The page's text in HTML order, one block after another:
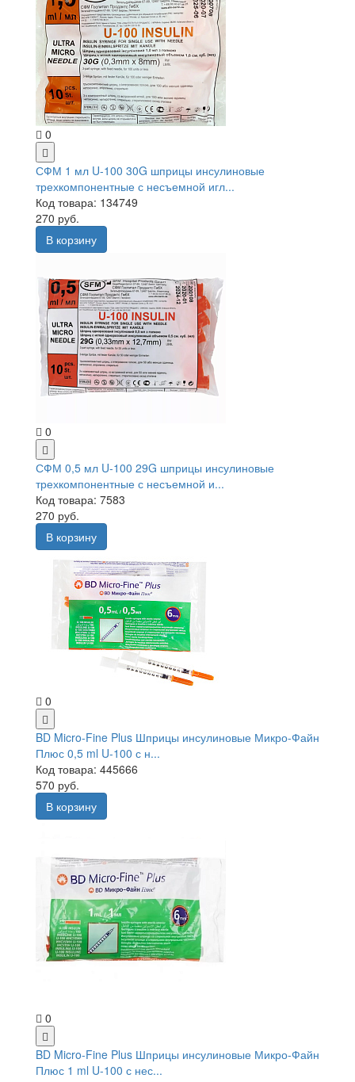
0
СФМ 1 мл U-100 30G шприцы инсулиновые
трехкомпонентные с несъемной игл...
Код товара: 134749
270 руб.
В корзину
0
СФМ 0,5 мл U-100 29G шприцы инсулиновые
трехкомпонентные с несъемной и...
Код товара: 7583
270 руб.
В корзину
0
BD Micro-Fine Plus Шприцы инсулиновые Микро-Файн
Плюс 0,5 ml U-100 с н...
Код товара: 445666
570 руб.
В корзину
0
BD Micro-Fine Plus Шприцы инсулиновые Микро-Файн
Плюс 1 ml U-100 с нес...